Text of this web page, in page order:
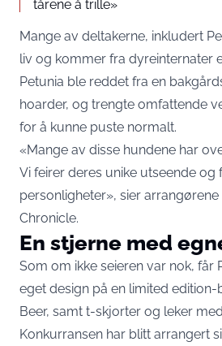
tårene å trille»
Mange av deltakerne, inkludert
liv og kommer fra dyreinternater
Petunia ble reddet fra en
hoarder, og trengte omfattende
for å kunne puste normalt.
«Mange av disse hundene har
Vi feirer deres unike utseende og
personligheter», sier
Chronicle.
En stjerne med
Som om ikke seieren var nok, får
eget design på en limited
Beer, samt t-skjorter og leker
Konkurransen har blitt arrangert